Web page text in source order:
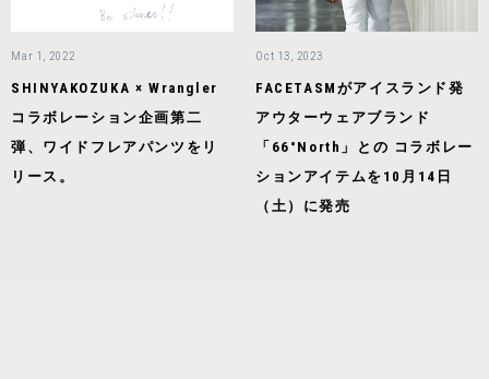
Mar 1, 2022
SHINYAKOZUKA × Wrangler
コラボレーション企画第二
弾、ワイドフレアパンツをリ
リース。
Oct 13, 2023
FACETASMがアイスランド発
アウターウェアブランド
「66°North」との コラボレー
ションアイテムを10月14日
（土）に発売